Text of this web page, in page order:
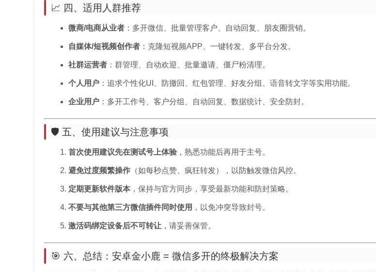
📈 四、适用人群推荐
微商/电商从业者：多开微信、批量管理客户、自动回复、朋友圈营销。
自媒体/短视频创作者：克隆短视频APP、一键转发、多平台分发。
社群运营者：群管理、自动欢迎、批量邀请、僵尸粉清理。
个人用户：追求个性化UI、防撤回、红包管理、好友分组、语音转文字等实用功能。
企业用户：多开工作号、客户分组、自动回复、数据统计、安全防封。
🛡️ 五、使用建议与注意事项
首次使用建议先在测试号上体验，熟悉功能后再用于主号。
避免过度频繁操作（如每秒点赞、疯狂转发），以防触发微信风控。
定期更新软件版本，保持与官方同步，享受最新功能和防封策略。
不要与其他第三方微信插件同时使用 ，以免冲突导致封号。
激活码绑定设备后不可转让，请妥善保管。
🎯 六、总结：安卓金小鹿 = 微信多开的终极解决方案